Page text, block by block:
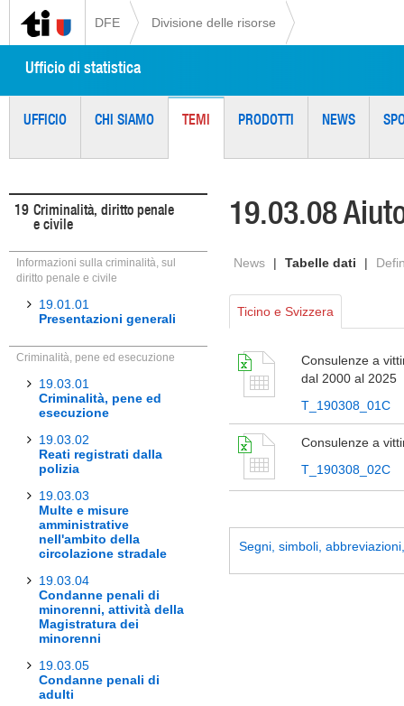
DFE Divisione delle risorse
Ufficio di statistica
UFFICIO CHI SIAMO TEMI PRODOTTI NEWS
19 Criminalità, diritto penale
e civile
Informazioni sulla criminalità, sul
diritto penale e civile
19.01.01
Presentazioni generali
Criminalità, pene ed esecuzione
19.03.01
Criminalità, pene ed
esecuzione
19.03.02
Reati registrati dalla
polizia
19.03.03
Multe e misure
amministrative
nell'ambito della
circolazione stradale
19.03.04
Condanne penali di
minorenni, attività della
Magistratura dei
minorenni
19.03.05
Condanne penali di
adulti
19.03.08
News | Tabelle dati |
Ticino e Svizzera
Consulenze a
dal 2000 al 2025
T_190308_01C
Consulenze a
T_190308_02C
Segni, simboli,